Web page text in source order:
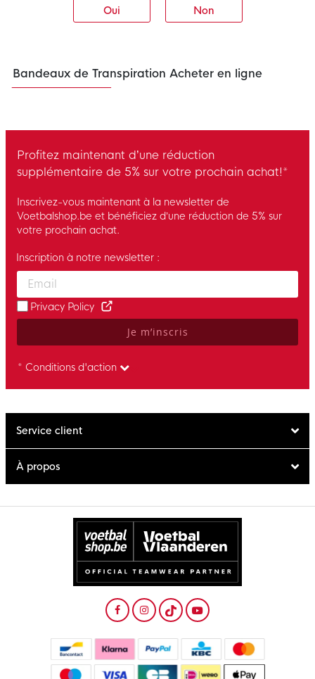
Oui Non
Bandeaux de Transpiration Acheter en ligne
Profitez maintenant d’une réduction
supplémentaire de 5% sur votre prochain achat!*
Inscrivez-vous maintenant à la newsletter de
Voetbalshop.be et bénéficiez d’une réduction de 5% sur
votre prochain achat.
Enter your email and accept the privacy policy to subscribe to
Inscription à notre newsletter :
Privacy Policy
Je m’inscris
* Conditions d'action
Service client
À propos